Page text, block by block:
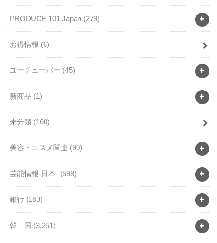
PRODUCE 101 Japan (279)
お得情報 (6)
ユーチューバー (45)
新商品 (1)
未分類 (160)
美容・コスメ関連 (90)
芸能情報-日本- (598)
銀行 (163)
韓 国 (3,251)